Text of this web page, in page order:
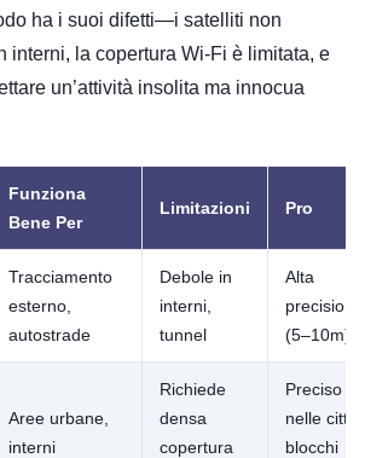
ha i suoi difetti—i satelliti non
interni, la copertura Wi-Fi è limitata, e
un’attività insolita ma innocua
Funziona
Bene Per
Limitazioni Pro
Tracciamento
esterno,
autostrade
Debole in
interni,
tunnel
Alta
precisione
(5–10m)
Aree urbane,
interni
Richiede
densa
copertura
Preciso
nelle città,
blocchi